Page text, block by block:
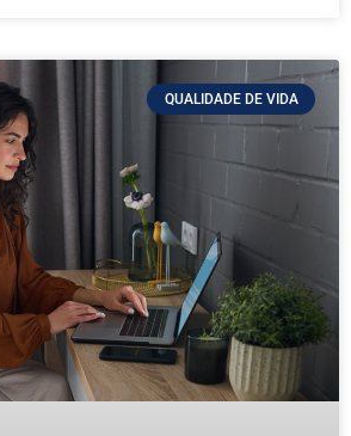
QUALIDADE DE VIDA